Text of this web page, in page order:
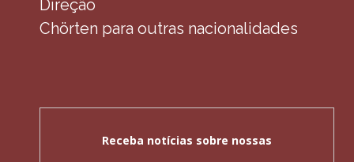
Direção
Chörten para outras nacionalidades